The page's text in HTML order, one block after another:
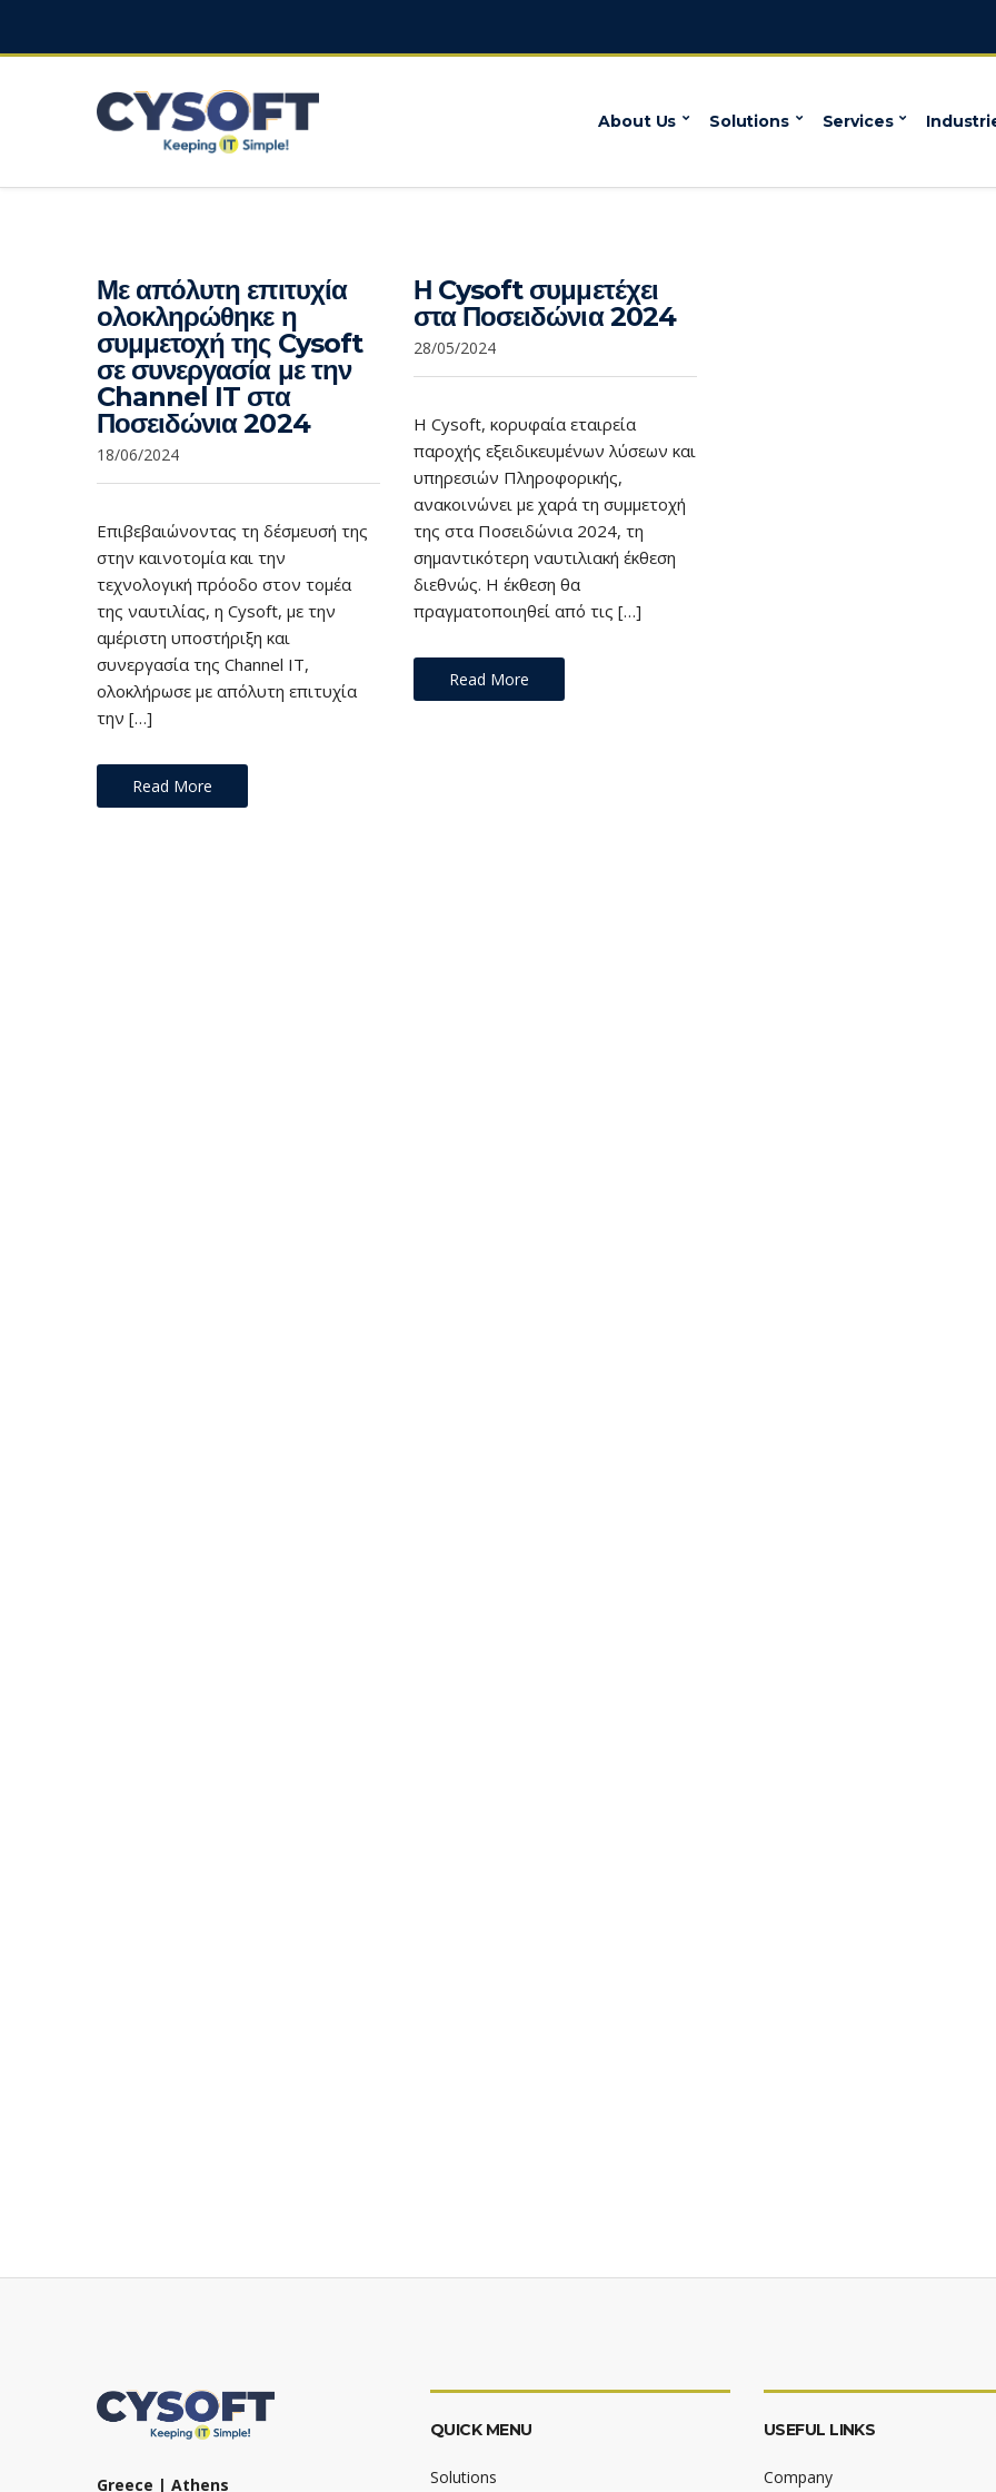
About Us Solutions Services
Με απόλυτη επιτυχία
ολοκληρώθηκε η
συμμετοχή της Cysoft
σε συνεργασία με την
Channel IT στα
Ποσειδώνια 2024
18/06/2024
Επιβεβαιώνοντας τη δέσμευσή της
στην καινοτομία και την
τεχνολογική πρόοδο στον τομέα
της ναυτιλίας, η Cysoft, με την
αμέριστη υποστήριξη και
συνεργασία της Channel IT,
ολοκλήρωσε με απόλυτη επιτυχία
την […]
Read More
Η Cysoft συμμετέχει
στα Ποσειδώνια 2024
28/05/2024
Η Cysoft, κορυφαία εταιρεία
παροχής εξειδικευμένων λύσεων και
υπηρεσιών Πληροφορικής,
ανακοινώνει με χαρά τη συμμετοχή
της στα Ποσειδώνια 2024, τη
σημαντικότερη ναυτιλιακή έκθεση
διεθνώς. Η έκθεση θα
πραγματοποιηθεί από τις […]
Read More
Greece | Athens
QUICK MENU
Solutions
USEFUL LINKS
Company